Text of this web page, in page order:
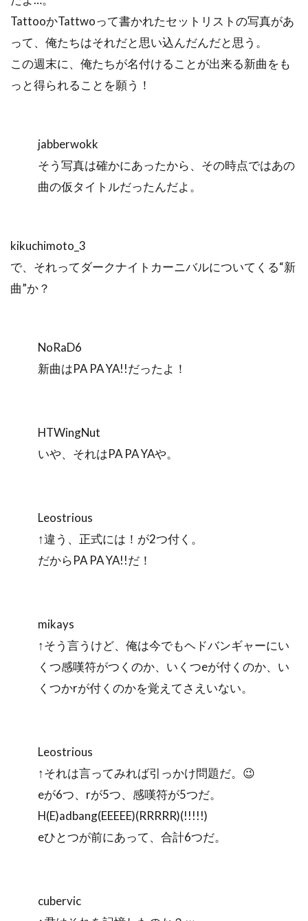
TattooかTattwoって書かれたセットリストの写真があ
って、俺たちはそれだと思い込んだんだと思う。
この週末に、俺たちが名付けることが出来る新曲をも
っと得られることを願う！
jabberwokk
そう写真は確かにあったから、その時点ではあの
曲の仮タイトルだったんだよ。
kikuchimoto_3
で、それってダークナイトカーニバルについてくる“新
曲”か？
NoRaD6
新曲はPA PA YA!!だったよ！
HTWingNut
いや、それはPA PA YAや。
Leostrious
↑違う、正式には！が2つ付く。
だからPA PA YA!!だ！
mikays
↑そう言うけど、俺は今でもヘドバンギャーにい
くつ感嘆符がつくのか、いくつeが付くのか、い
くつかrが付くのかを覚えてさえいない。
Leostrious
↑それは言ってみれば引っかけ問題だ。😉
eが6つ、rが5つ、感嘆符が5つだ。
H(E)adbang(EEEEE)(RRRRR)(!!!!!)
eひとつが前にあって、合計6つだ。
cubervic